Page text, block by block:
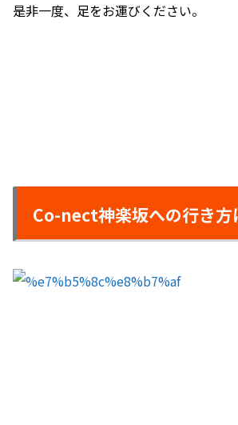
是非一度、足をお運びください。
Co-nect神楽坂への行き方